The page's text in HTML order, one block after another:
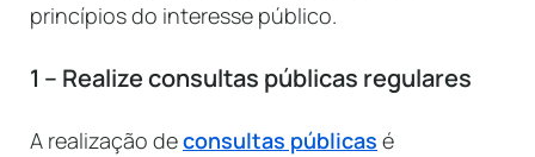
princípios do interesse público.
1 – Realize consultas públicas regulares
A realização deconsultas públicas é